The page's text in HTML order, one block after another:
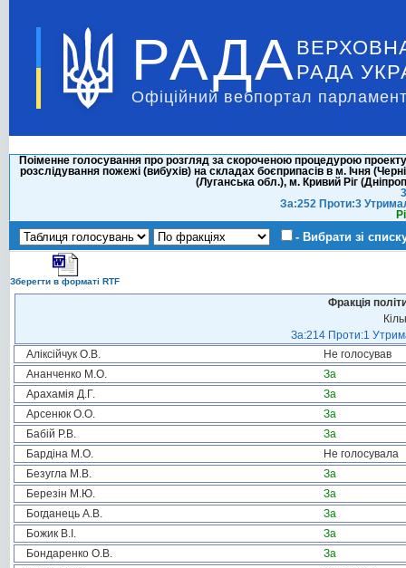
РАДА РАДА
Офіційний вебпортал
Поіменне голосування про розгляд за скороченою процедурою
розслідування пожежі (вибухів) на складах боєприпасів в м. Ічня
(Луганська обл.), м. Кривий Ріг
За:252 Проти:3
- Вибрати зі
Зберегти в форматі RTF
Фракція
За:214 Проти:1
Аліксійчук О.В.
Не голосував
Ананченко М.О.
За
Арахамія Д.Г.
За
Арсенюк О.О.
За
Бабій Р.В.
За
Бардіна М.О.
Не голосувала
Безугла М.В.
За
Березін М.Ю.
За
Богданець А.В.
За
Божик В.І.
За
Бондаренко О.В.
За